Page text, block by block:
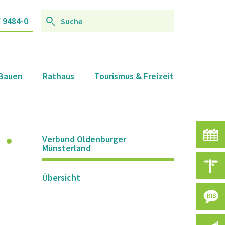
9484-0
Rathaus Tourismus & Freizeit
Verbund Oldenburger
Münsterland
Übersicht